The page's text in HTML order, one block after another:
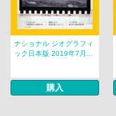
ナショナル ジオグラフィ
ック日本版 2019年7月...
購入